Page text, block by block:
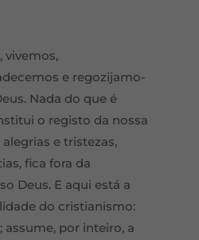
vivemos,
e regozijamo-
Nada do que é
o registo da nossa
e tristezas,
fica fora da
Deus. E aqui está a
do cristianismo:
assume, por inteiro, a